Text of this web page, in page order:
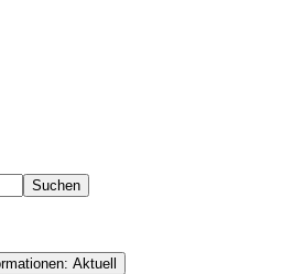
Suchen
Aktuell